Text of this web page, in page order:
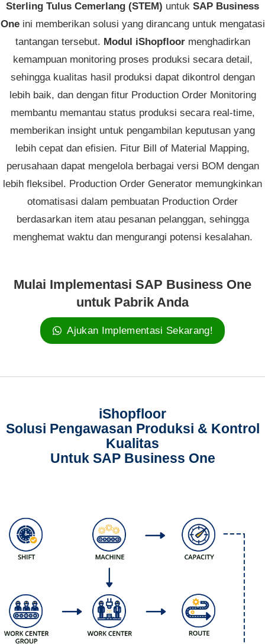
Sterling Tulus Cemerlang (STEM) untuk SAP Business
Oneini memberikan solusi yang dirancang untuk mengatasi
tantangan tersebut. Modul iShopfloormenghadirkan
kemampuan monitoring proses produksi secara detail,
sehingga kualitas hasil produksi dapat dikontrol dengan
lebih baik, dan dengan fitur Production Order Monitoring
membantu memantau status produksi secara real-time,
memberikan insight untuk pengambilan keputusan yang
lebih cepat dan efisien. Fitur Bill of Material Mapping,
perusahaan dapat mengelola berbagai versi BOM dengan
lebih fleksibel. Production Order Generator memungkinkan
otomatisasi dalam pembuatan Production Order
berdasarkan item atau pesanan pelanggan, sehingga
menghemat waktu dan mengurangi potensi kesalahan.
Mulai Implementasi SAP Business One
untuk Pabrik Anda
Ajukan Implementasi Sekarang!
iShopfloor
Solusi Pengawasan Produksi & Kontrol
Kualitas
Untuk SAP Business One